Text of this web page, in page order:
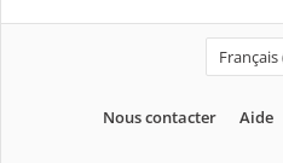
Français
Nous contacter Aide